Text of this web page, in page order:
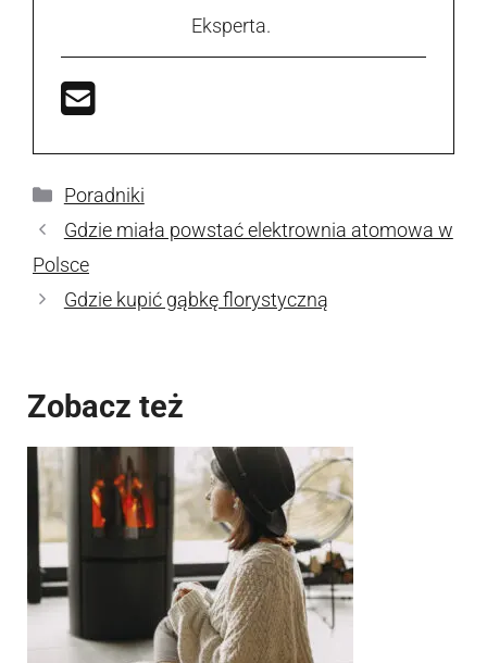
Eksperta.
Kategorie
Poradniki
Gdzie miała powstać elektrownia atomowa w
Polsce
Gdzie kupić gąbkę florystyczną
Zobacz też